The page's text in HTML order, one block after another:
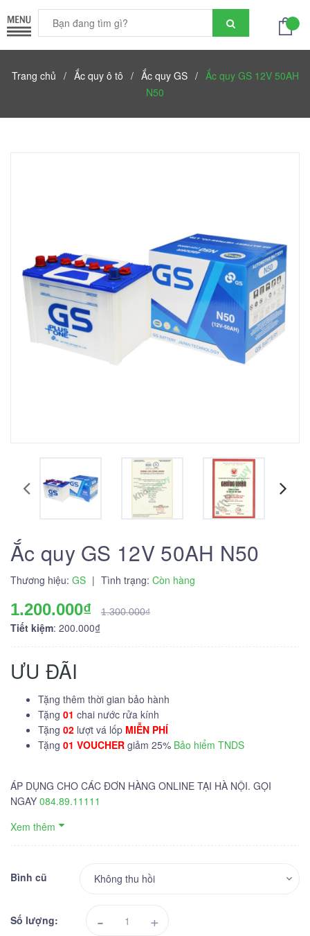
Trang chủ / Ắc quy ô tô / Ắc quy GS / Ắc quy GS 12V 50AH
N50
Ắc quy GS 12V 50AH N50
Thương hiệu: GS | Tình trạng: Còn hàng
1.200.000₫ 1.300.000₫
Tiết kiệm: 200.000₫
ƯU ĐÃI
Tặng thêm thời gian bảo hành
Tặng 01 chai nước rửa kính
Tặng 02 lượt vá lốp MIỄN PHÍ
Tặng 01 VOUCHER giảm 25% Bảo hiểm TNDS
ÁP DỤNG CHO CÁC ĐƠN HÀNG ONLINE TẠI HÀ NỘI. GỌI
NGAY 084.89.11111
Xem thêm
Bình cũ
Số lượng: - +